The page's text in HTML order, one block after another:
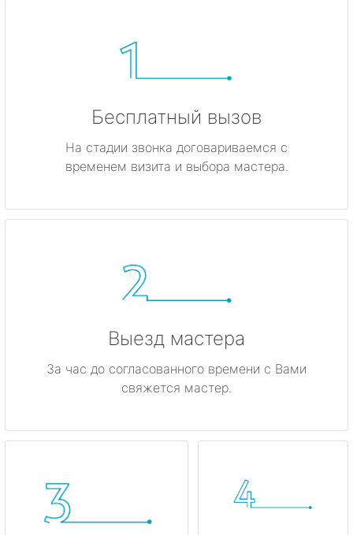
Бесплатный вызов
На стадии звонка договариваемся с
временем визита и выбора мастера.
Выезд мастера
За час до согласованного времени с Вами
свяжется мастер.